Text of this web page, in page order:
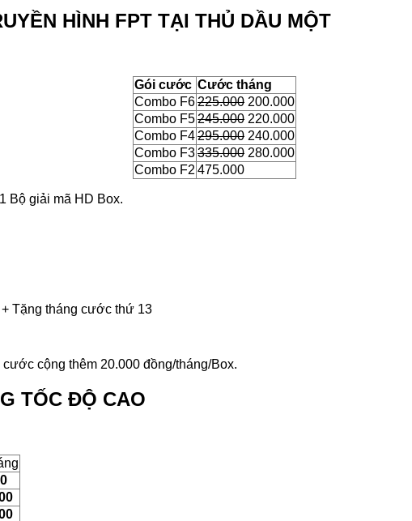
HÌNH FPT TẠI THỦ DẦU MỘT
Gói cước Cước tháng
Combo F6225.000 200.000
Combo F5245.000 220.000
Combo F4295.000 240.000
Combo F3335.000 280.000
Combo F2 475.000
Bộ giải mã HD Box.
Tặng tháng cước thứ 13
cộng thêm 20.000 đồng/tháng/Box.
TỐC ĐỘ CAO